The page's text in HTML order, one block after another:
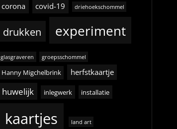
corona covid-19 driehoekschommel
drukken experiment
glasgraveren groepsschommel
Hanny Migchelbrink herfstkaartje
huwelijk inlegwerk installatie
kaartjes land art